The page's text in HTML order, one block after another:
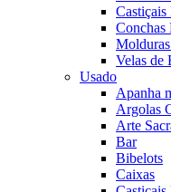
Castiçais
Conchas
Velas de
Usado
Apanha
Argolas
Arte
Bar
Bibelots
Caixas